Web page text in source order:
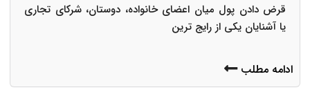
قرض دادن پول میان اعضای خانواده، دوستان، شرکای تجاری
یا آشنایان یکی از رایج ترین
ادامه مطلب